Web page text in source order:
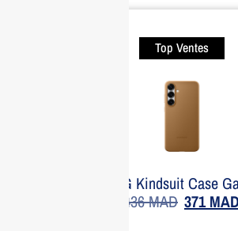
Top Ventes
SAMSUNG Kindsuit Case
436MAD 371